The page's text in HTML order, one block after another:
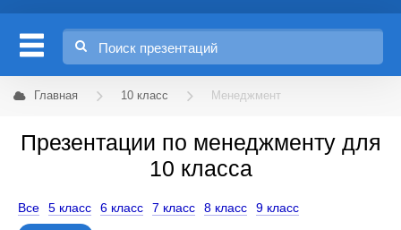
Главная 10 класс Менеджмент
Презентации по менеджменту для
10 класса
Все 5 класс 6 класс 7 класс 8 класс 9 класс